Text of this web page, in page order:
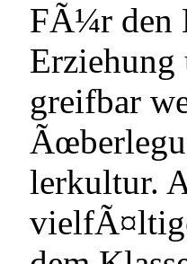
FÃ¼r den
greifbar
lerkultur.